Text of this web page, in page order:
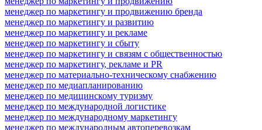
менеджер по маркетингу и продвижению бренда
менеджер по маркетингу и развитию
менеджер по маркетингу и рекламе
менеджер по маркетингу и сбыту
менеджер по маркетингу и связям с общественностью
менеджер по маркетингу, рекламе и PR
менеджер по материально-техническому снабжению
менеджер по медиапланированию
менеджер по медицинскому туризму
менеджер по международной логистике
менеджер по международному маркетингу
менеджер по международным автоперевозкам